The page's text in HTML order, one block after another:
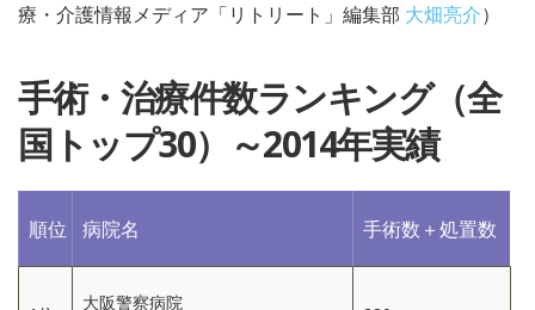
療・介護情報メディア「リトリート」編集部 大畑亮介）
手術・治療件数ランキング（全
国トップ30）～2014年実績
順位 病院名 手術数＋処置数
大阪警察病院